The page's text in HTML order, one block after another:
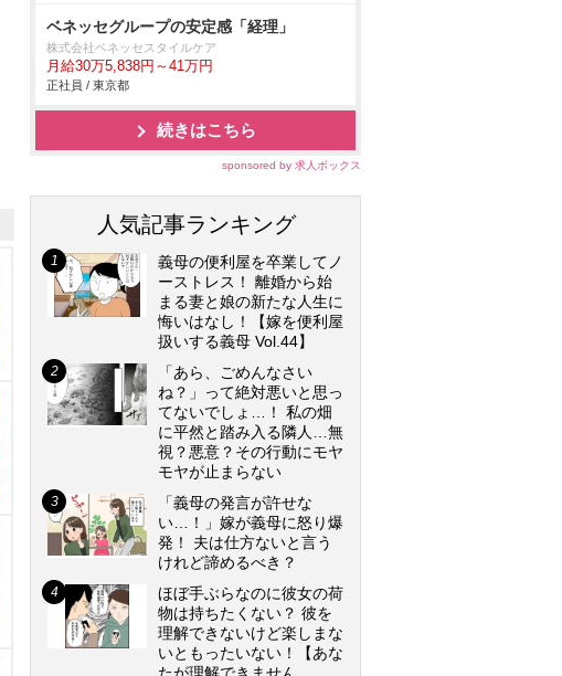
ベネッセグループの安定感「経理」
株式会社ベネッセスタイルケア
月給30万5,838円～41万円
正社員 / 東京都
続きはこちら
sponsored by 求人ボックス
人気記事ランキング
義母の便利屋を卒業してノ
ーストレス！ 離婚から始
まる妻と娘の新たな人生に
悔いはなし！【嫁を便利屋
扱いする義母 Vol.44】
「あら、ごめんなさい
ね？」って絶対悪いと思っ
てないでしょ…！ 私の畑
に平然と踏み入る隣人…無
視？悪意？その行動にモヤ
モヤが止まらない
「義母の発言が許せな
い…！」嫁が義母に怒り爆
発！ 夫は仕方ないと言う
けれど諦めるべき？
ほぼ手ぶらなのに彼女の荷
物は持ちたくない？ 彼を
理解できないけど楽しまな
いともったいない！【あな